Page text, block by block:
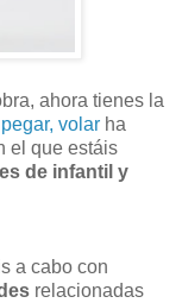
ahora tienes la
volar ha
el que estáis
de infantil y
a cabo con
relacionadas